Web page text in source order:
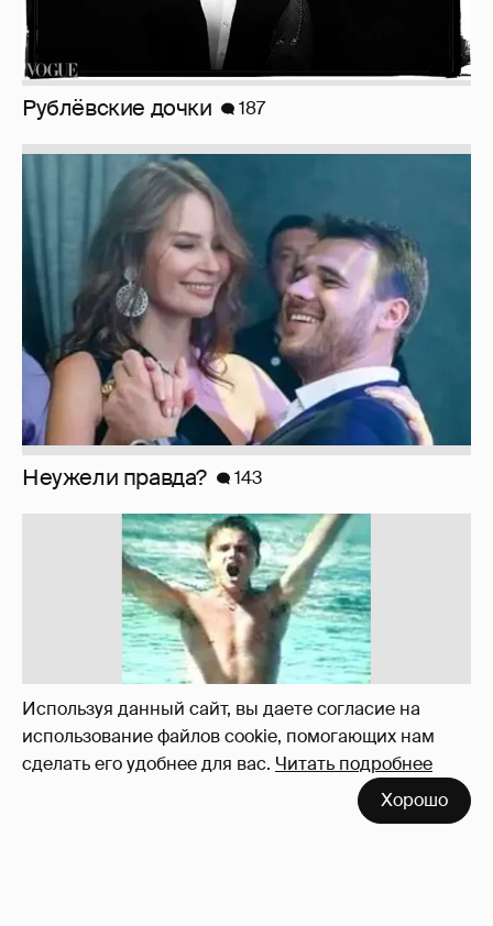
Используя данный сайт, вы даете согласие на
использование файлов cookie, помогающих нам
сделать его удобнее для вас. Читать подробнее
Хорошо
Неужели правда?
110